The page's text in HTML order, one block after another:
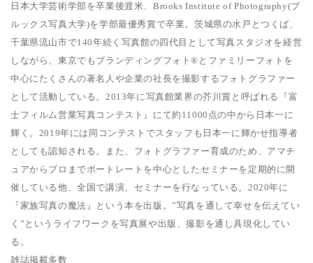
日本大学芸術学部を卒業後渡米、Brooks Institute of Photography(ブ
ルックス写真大学)を学部最優秀賞で卒業。茨城県の水戸とつくば、
千葉県流山市で140年続く写真館の四代目として写真スタジオを経営
しながら、東京でもブランディングフォト®とファミリーフォトを
中心にたくさんの著名人や企業の社長を撮影するフォトグラファー
として活動している。2013年に写真館業界の芥川賞と呼ばれる『富
士フィルム営業写真コンテスト』にて約11000点の中から日本一に
輝く。2019年には同コンテストでスタッフも日本一に輝かせ指導者
としても認知される。また、フォトグラファー育成のため、アマチ
ュアからプロまでポートレートを中心としたセミナーを定期的に開
催している他、全国で講演、セミナーを行なっている。2020年に
『家族写真の魔法』という本を出版。”写真を通して幸せを伝えてい
く”というライフワークを写真展や出版、撮影を通し具現化してい
る。
雑誌掲載多数